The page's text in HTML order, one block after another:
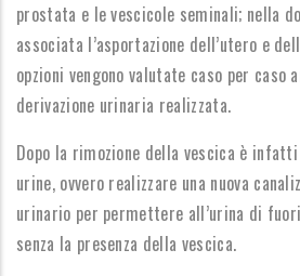
prostata e le vescicole seminali; nella
associata l’asportazione dell’utero e
opzioni vengono valutate caso per caso
derivazione urinaria realizzata.
Dopo la rimozione della vescica è
urine, ovvero realizzare una nuova
urinario per permettere all’urina di
senza la presenza della vescica.